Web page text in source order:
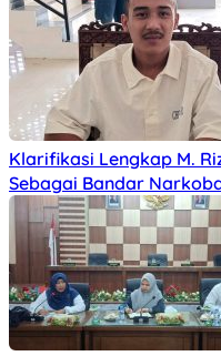
Klarifikasi Lengkap M.
Sebagai Bandar